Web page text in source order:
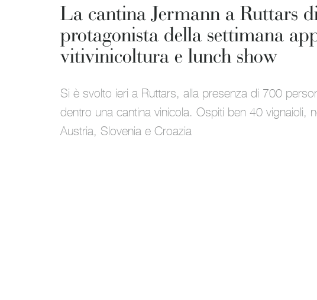
La cantina Jermann a Ruttars
protagonista della settimana
vitivinicoltura e lunch show
Si è svolto ieri a Ruttars, alla presenza di 700
dentro una cantina vinicola. Ospiti ben 40 vignaioli,
Austria, Slovenia e Croazia